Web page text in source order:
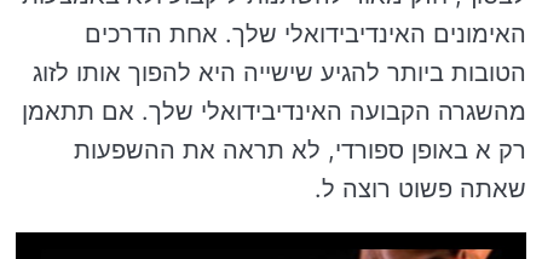
האימונים האינדיבידואלי שלך. אחת הדרכים
הטובות ביותר להגיע שישייה היא להפוך אותו לזוג
מהשגרה הקבועה האינדיבידואלי שלך. אם תתאמן
רק א באופן ספורדי, לא תראה את ההשפעות
שאתה פשוט רוצה ל.